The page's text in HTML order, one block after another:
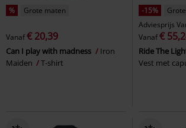
% Grote maten
Vanaf€ 20,39
Can I play with madness
Iron
Maiden
T-shirt
-15%
Adviesprijs
Vanaf€
Ride The
Vest met